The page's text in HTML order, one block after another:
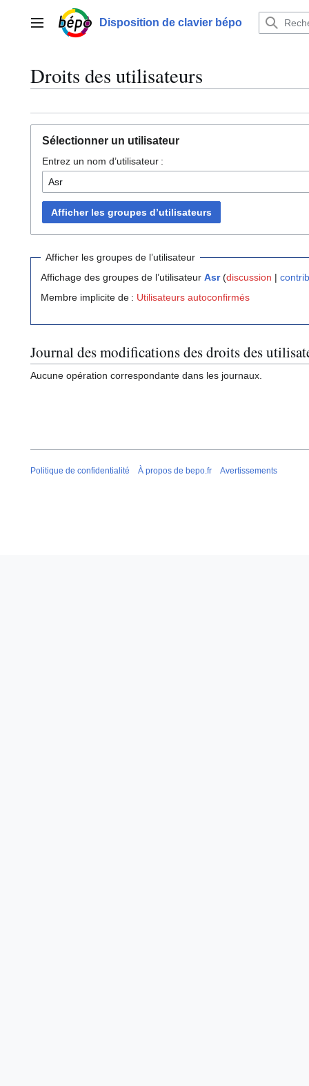
contenuMenu principalDisposition de clavier bépo
Droits des utilisateurs
Sélectionner un utilisateur
Entrez un nom d’utilisateur :
Afficher les groupes d’utilisateurs
Afficher les groupes de l’utilisateur
Affichage des groupes de l’utilisateur Asr (discussion |
Membre implicite de : Utilisateurs autoconfirmés
Journal des modifications des droits des
Aucune opération correspondante dans les journaux.
Politique de confidentialité À propos de bepo.fr Avertissements